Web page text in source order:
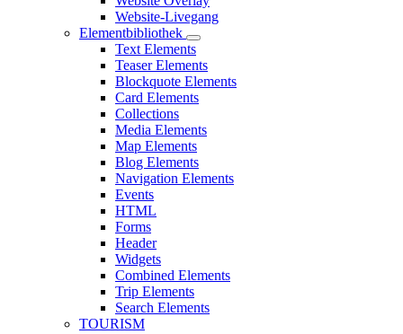
Website-Livegang
Elementbibliothek
Text Elements
Teaser Elements
Blockquote Elements
Card Elements
Collections
Media Elements
Map Elements
Blog Elements
Navigation Elements
Events
HTML
Forms
Header
Widgets
Combined Elements
Trip Elements
Search Elements
TOURISM